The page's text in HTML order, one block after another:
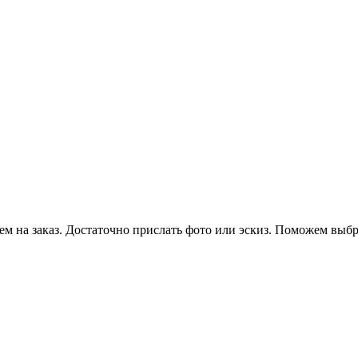
заказ. Достаточно прислать фото или эскиз. Поможем